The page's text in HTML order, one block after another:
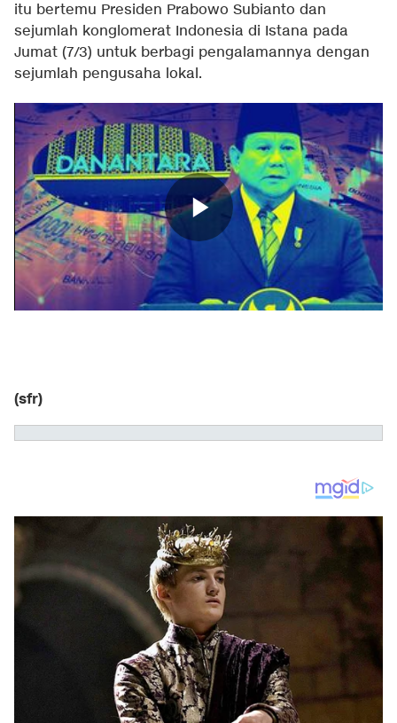
itu bertemu Presiden Prabowo Subianto dan
sejumlah konglomerat Indonesia di Istana pada
Jumat (7/3) untuk berbagi pengalamannya dengan
sejumlah pengusaha lokal.
(sfr)